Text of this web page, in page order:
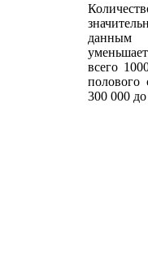
данным
всего
полового
300 000